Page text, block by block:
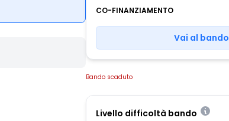
CO-FINANZIAMENTO
Vai al bando
Bando scaduto
Livello difficoltà bando